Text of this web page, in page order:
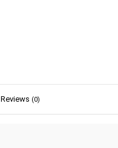
Reviews (0)